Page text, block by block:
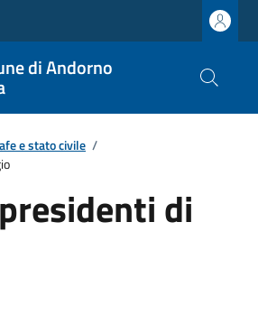
di Andorno
e stato civile /
di